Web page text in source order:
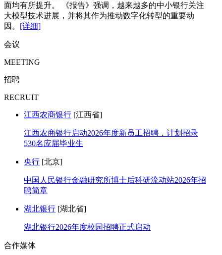
面均有所提升。 《报告》强调，越来越多的中小银行关注
大模型技术进展，并将其作为推动数字化转型的重要动
因。 [详细]
会议
MEETING
招聘
RECRUIT
江西农商银行 [江西省]
江西农商银行启动2026年度新员工招聘，计划招录
530名应届毕业生
央行 [北京]
中国人民银行金融研究所博士后科研流动站2026年招
聘简章
湖北银行 [湖北省]
湖北银行2026年度校园招聘正式启动
合作媒体